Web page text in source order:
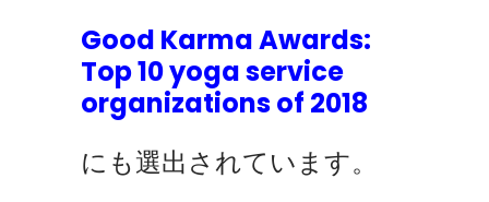
Good Karma Awards:
Top 10 yoga service
organizations of 2018
にも選出されています。